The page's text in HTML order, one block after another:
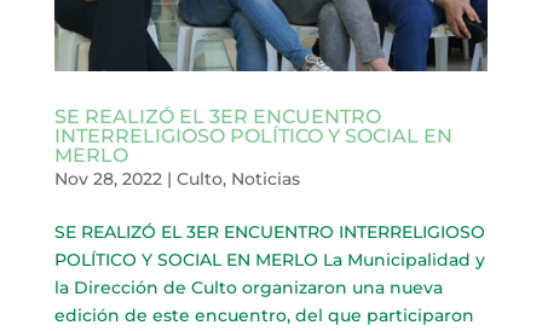
SE REALIZÓ EL 3ER ENCUENTRO
INTERRELIGIOSO POLÍTICO Y SOCIAL EN
MERLO
Nov 28, 2022| Culto, Noticias
SE REALIZÓ EL 3ER ENCUENTRO INTERRELIGIOSO
POLÍTICO Y SOCIAL EN MERLO La Municipalidad y
la Dirección de Culto organizaron una nueva
edición de este encuentro, del que participaron